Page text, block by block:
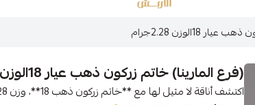
18الوزن 2.28جرام
(فرع المارينا) خاتم زركون ذهب عيار 18الوزن 2.28جرام